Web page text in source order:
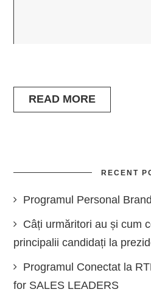
READ MORE
RECENT
Programul Personal
Câți urmăritori au și cum
principalii candidați la
Programul Conectat la
for SALES LEADERS